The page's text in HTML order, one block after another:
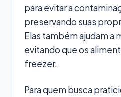
para evitar a
preservando suas
Elas também ajudam a
evitando que os
freezer.
Para quem busca